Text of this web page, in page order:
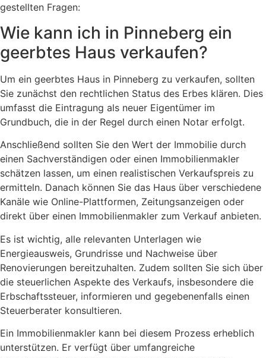
gestellten Fragen:
Wie kann ich in Pinneberg ein
geerbtes Haus verkaufen?
Um ein geerbtes Haus in Pinneberg zu verkaufen, sollten
Sie zunächst den rechtlichen Status des Erbes klären. Dies
umfasst die Eintragung als neuer Eigentümer im
Grundbuch, die in der Regel durch einen Notar erfolgt.
Anschließend sollten Sie den Wert der Immobilie durch
einen Sachverständigen oder einen Immobilienmakler
schätzen lassen, um einen realistischen Verkaufspreis zu
ermitteln. Danach können Sie das Haus über verschiedene
Kanäle wie Online-Plattformen, Zeitungsanzeigen oder
direkt über einen Immobilienmakler zum Verkauf anbieten.
Es ist wichtig, alle relevanten Unterlagen wie
Energieausweis, Grundrisse und Nachweise über
Renovierungen bereitzuhalten. Zudem sollten Sie sich über
die steuerlichen Aspekte des Verkaufs, insbesondere die
Erbschaftssteuer, informieren und gegebenenfalls einen
Steuerberater konsultieren.
Ein Immobilienmakler kann bei diesem Prozess erheblich
unterstützen. Er verfügt über umfangreiche